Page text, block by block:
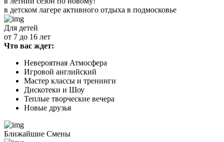
в детском лагере активного отдыха в подмосковье
Для детей
от 7 до 16 лет
Что вас ждет:
Невероятная Атмосфера
Игровой английский
Мастер классы и тренинги
Дискотеки и Шоу
Теплые творческие вечера
Новые друзья
Ближайшие Смены